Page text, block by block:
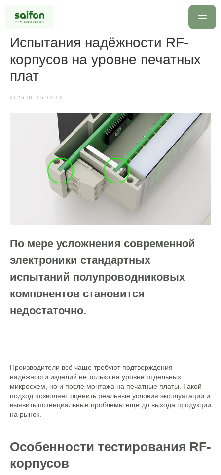
+7 499
Оставить заявку
Испытания надёжности RF-
корпусов на уровне печатных
плат
2026-06-15 13:52
По мере усложнения современной
электроники стандартных
испытаний полупроводниковых
компонентов становится
недостаточно.
Производители всё чаще требуют подтверждения
надёжности изделий не только на уровне отдельных
микросхем, но и после монтажа на печатные платы. Такой
подход позволяет оценить реальные условия эксплуатации и
выявить потенциальные проблемы ещё до выхода продукции
на рынок.
Особенности тестирования RF-
корпусов